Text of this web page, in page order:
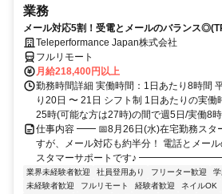
業務
メール対応5割！受電とメールのバランス
Teleperformance Japan株式会社
フルリモート
月給218,400円以上
勤務時間詳細 実働時間：1日あたり8時間
り20日 〜 21日 シフト制 1日あたりの実
25時(可能な方は27時)の間で週5日/実働8
仕事内容 ━━ 📅8月26日(水)在宅勤務ス
すが、メール対応も約半分！ 電話とメー
スタマーサポートです♪
業界未経験者歓迎 社員登用あり フリーター歓迎
未経験者歓迎
フルリモート 経験者歓迎 ネイルOK